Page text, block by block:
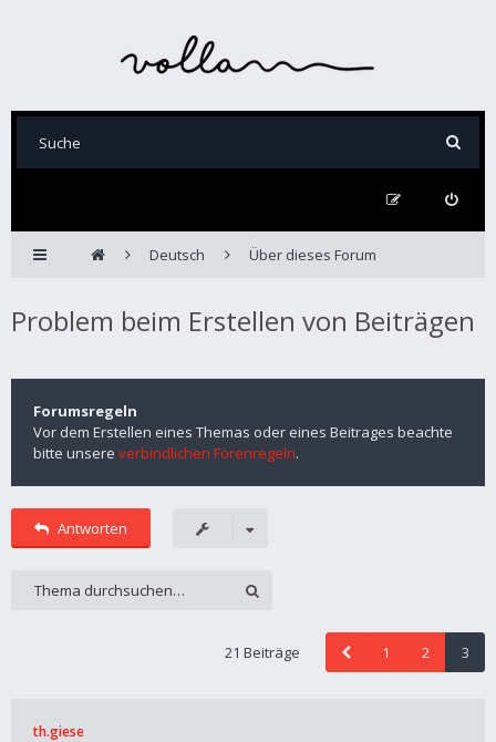
Deutsch Über dieses Forum
Problem beim Erstellen von Beiträgen
Forumsregeln
Vor dem Erstellen eines Themas oder eines Beitrages beachte
bitte unsere verbindlichen Forenregeln.
Antworten
21 Beiträge 1 2 3
th.giese